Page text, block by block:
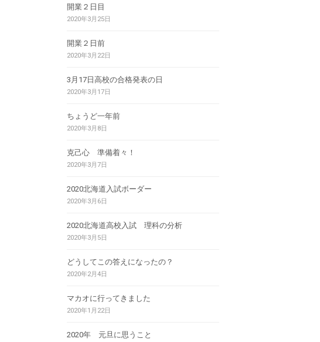
開業２日目
2020年3月25日
開業２日前
2020年3月22日
3月17日高校の合格発表の日
2020年3月17日
ちょうど一年前
2020年3月8日
克己心 準備着々！
2020年3月7日
2020北海道入試ボーダー
2020年3月6日
2020北海道高校入試 理科の分析
2020年3月5日
どうしてこの答えになったの？
2020年2月4日
マカオに行ってきました
2020年1月22日
2020年 元旦に思うこと